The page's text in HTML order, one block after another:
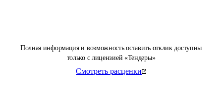
Полная информация и возможность оставить отклик доступны
только с лицензией «Тендеры»
Смотреть расценки